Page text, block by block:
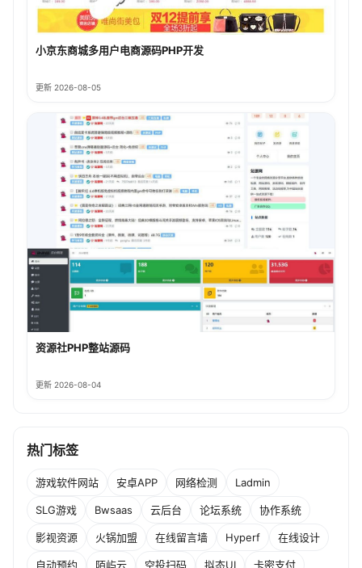
小京东商城多用户电商源码PHP开发
更新 2026-08-05
资源社PHP整站源码
更新 2026-08-04
热门标签
游戏软件网站 安卓APP 网络检测 Ladmin
SLG游戏 Bwsaas 云后台 论坛系统 协作系统
影视资源 火锅加盟 在线留言墙 Hyperf 在线设计
自动预约 陌屿云 空投扫码 拟态UI 卡密支付